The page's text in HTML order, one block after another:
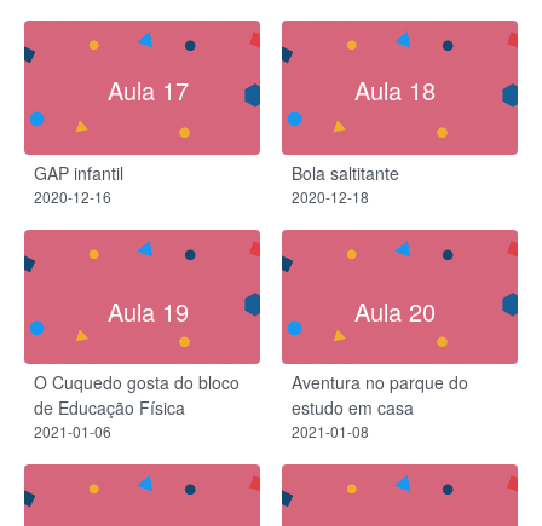
Aula 17
GAP infantil
2020-12-16
Aula 18
Bola saltitante
2020-12-18
Aula 19
O Cuquedo gosta do bloco
de Educação Física
2021-01-06
Aula 20
Aventura no parque do
estudo em casa
2021-01-08